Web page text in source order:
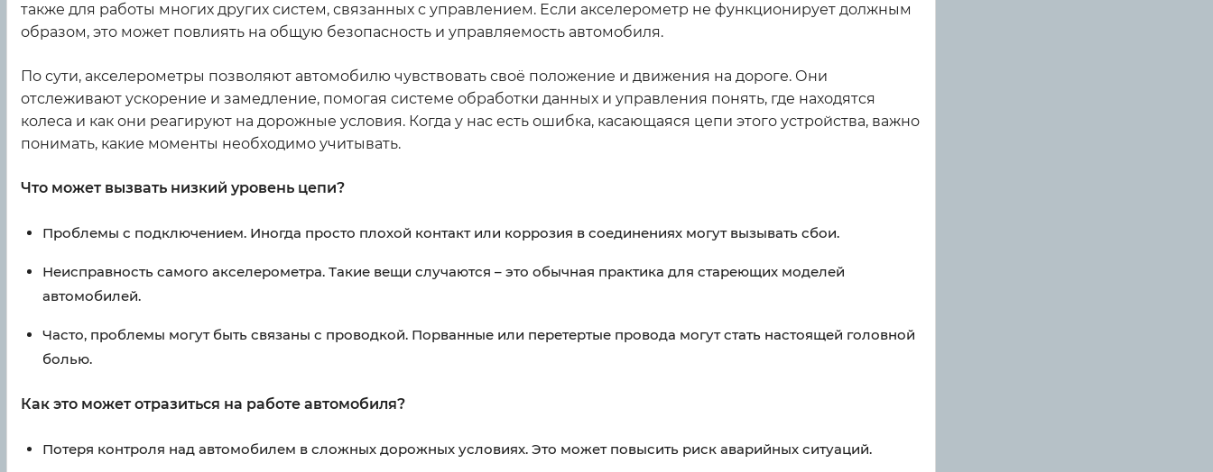
также для работы многих других систем, связанных с управлением. Если акселерометр не функционирует должным
образом, это может повлиять на общую безопасность и управляемость автомобиля.
По сути, акселерометры позволяют автомобилю чувствовать своё положение и движения на дороге. Они
отслеживают ускорение и замедление, помогая системе обработки данных и управления понять, где находятся
колеса и как они реагируют на дорожные условия. Когда у нас есть ошибка, касающаяся цепи этого устройства, важно
понимать, какие моменты необходимо учитывать.
Что может вызвать низкий уровень цепи?
Проблемы с подключением. Иногда просто плохой контакт или коррозия в соединениях могут вызывать сбои.
Неисправность самого акселерометра. Такие вещи случаются – это обычная практика для стареющих моделей
автомобилей.
Часто, проблемы могут быть связаны с проводкой. Порванные или перетертые провода могут стать настоящей головной
болью.
Как это может отразиться на работе автомобиля?
Потеря контроля над автомобилем в сложных дорожных условиях. Это может повысить риск аварийных ситуаций.